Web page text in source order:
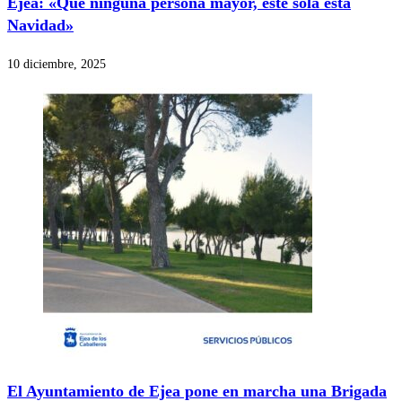
Navidad»
10 diciembre, 2025
El Ayuntamiento de Ejea pone en marcha una Brigada